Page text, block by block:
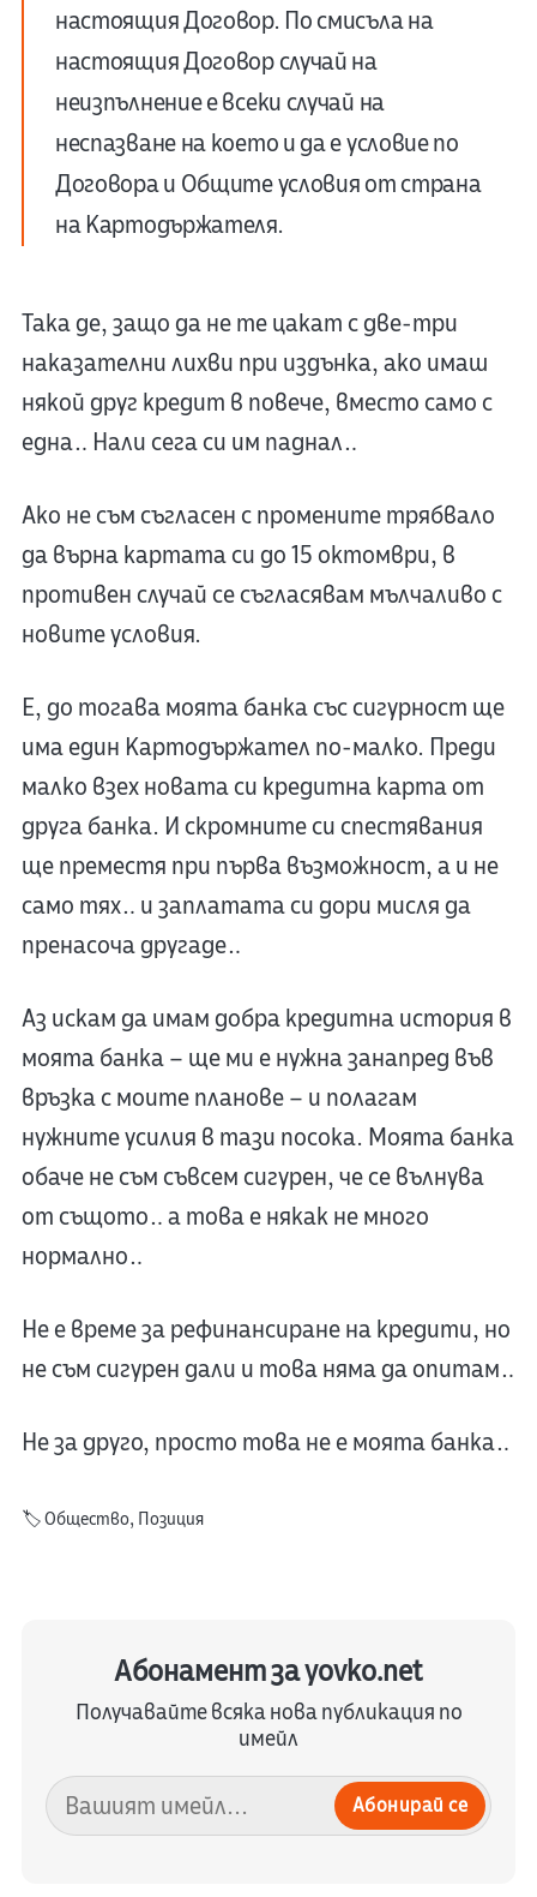
настоящия Договор. По смисъла на
настоящия Договор случай на
неизпълнение е всеки случай на
неспазване на което и да е условие по
Договора и Общите условия от страна
на Картодържателя.
Така де, защо да не те цакат с две-три
наказателни лихви при издънка, ако имаш
някой друг кредит в повече, вместо само с
една… Нали сега си им паднал…
Ако не съм съгласен с промените трябвало
да върна картата си до 15 октомври, в
противен случай се съгласявам мълчаливо с
новите условия.
Е, до тогава моята банка със сигурност ще
има един Картодържател по-малко. Преди
малко взех новата си кредитна карта от
друга банка. И скромните си спестявания
ще преместя при първа възможност, а и не
само тях… и заплатата си дори мисля да
пренасоча другаде…
Аз искам да имам добра кредитна история в
моята банка – ще ми е нужна занапред във
връзка с моите планове – и полагам
нужните усилия в тази посока. Моята банка
обаче не съм съвсем сигурен, че се вълнува
от същото… а това е някак не много
нормално…
Не е време за рефинансиране на кредити, но
не съм сигурен дали и това няма да опитам…
Не за друго, просто това не е моята банка…
🏷️Общество, Позиция
Абонамент за yovko.net
Получавайте всяка нова публикация по
имейл
Абонирай се